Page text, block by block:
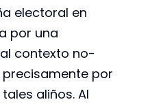
electoral en
por una
contexto no-
por
aliños. Al